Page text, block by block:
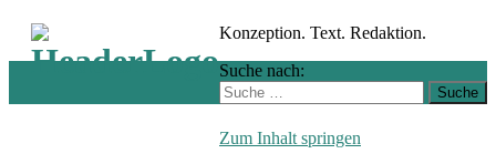
Konzeption. Text. Redaktion.
Suche nach:
Zum Inhalt springen